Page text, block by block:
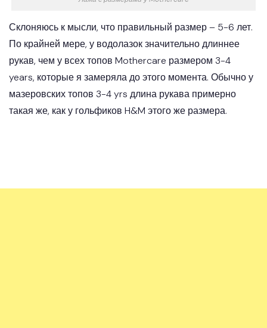
Склоняюсь к мысли, что правильный размер – 5-6 лет.
По крайней мере, у водолазок значительно длиннее
рукав, чем у всех топов Mothercare размером 3-4
years, которые я замеряла до этого момента. Обычно у
мазеровских топов 3-4 yrs длина рукава примерно
такая же, как у гольфиков H&M этого же размера.